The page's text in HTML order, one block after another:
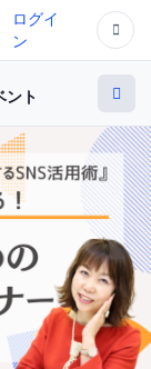
ログイ
ン
ント